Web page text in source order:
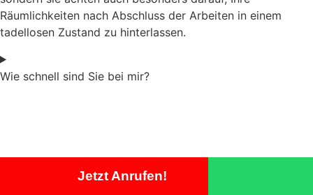
Räumlichkeiten nach Abschluss der Arbeiten in einem
tadellosen Zustand zu hinterlassen.
Wie schnell sind Sie bei mir?
Jetzt Anrufen!